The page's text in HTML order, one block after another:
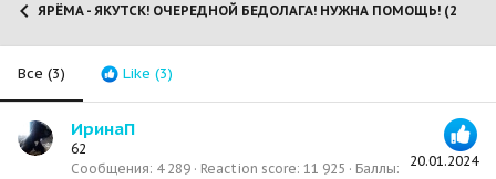
ЯРЁМА - ЯКУТСК! ОЧЕРЕДНОЙ БЕДОЛАГА! НУЖНА ПОМОЩЬ! (2025)
Все (3) Like (3)
20.01.2024
ИринаП
62
Сообщения 4 289 Reaction score 11 925
Баллы